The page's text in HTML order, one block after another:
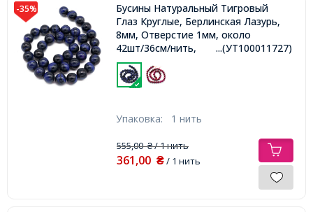
-35%
Бусины Натуральный Тигровый
Глаз Круглые, Берлинская Лазурь,
8мм, Отверстие 1мм, около
42шт/36см/нить,
...(УТ100011727)
Упаковка: 1 нить
555,00₴/ 1 нить
361,00 ₴/ 1 нить